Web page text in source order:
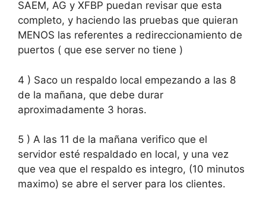
SAEM, AG y XFBP puedan revisar que esta
completo, y haciendo las pruebas que quieran
MENOS las referentes a redireccionamiento de
puertos ( que ese server no tiene )
4 ) Saco un respaldo local empezando a las 8
de la mañana, que debe durar
aproximadamente 3 horas.
5 ) A las 11 de la mañana verifico que el
servidor esté respaldado en local, y una vez
que vea que el respaldo es integro, (10 minutos
maximo) se abre el server para los clientes.